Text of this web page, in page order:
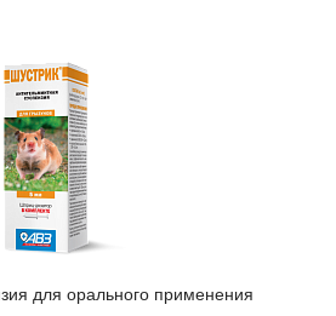
для орального применения